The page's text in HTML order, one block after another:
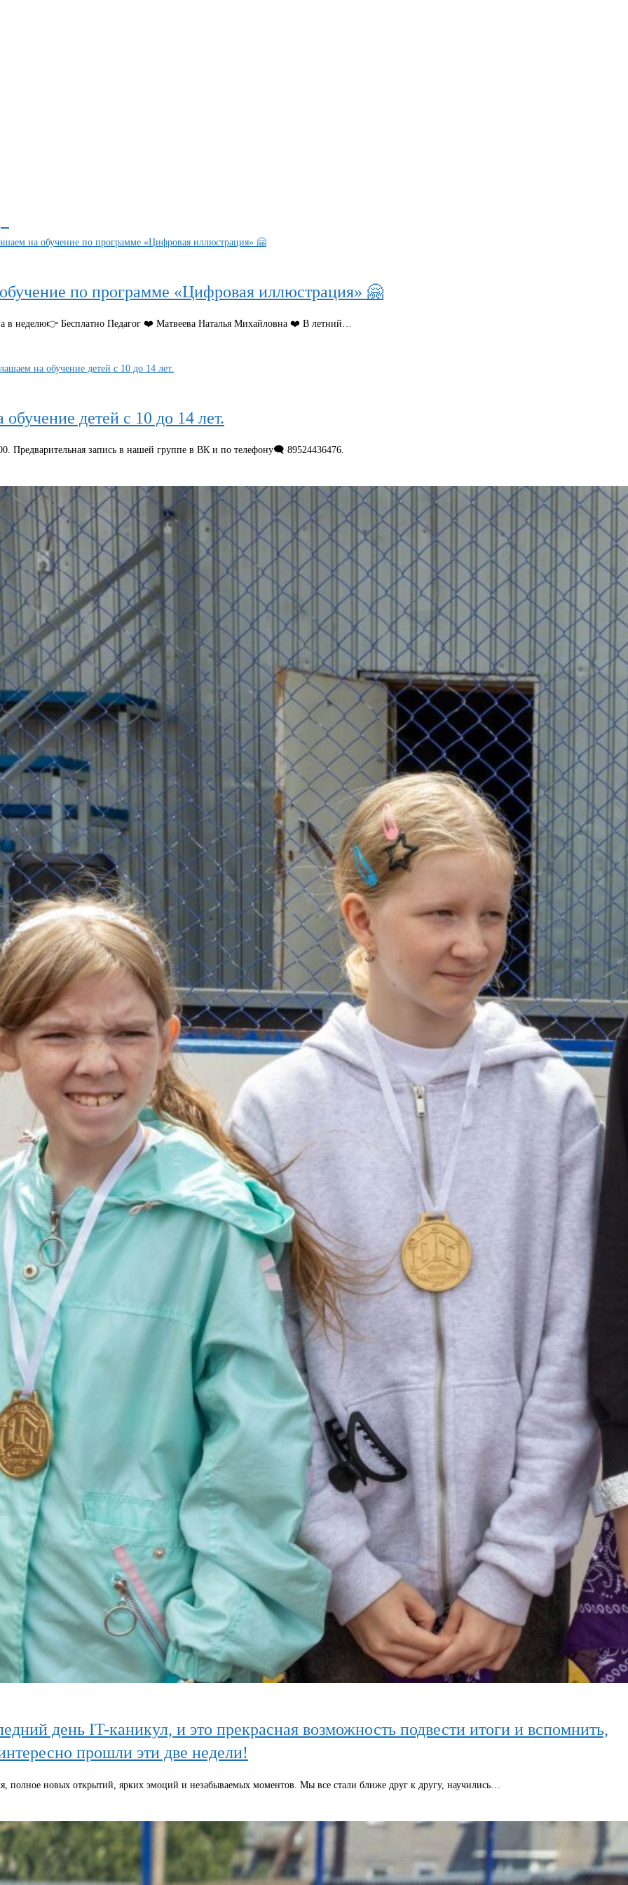
по программе «Цифровая иллюстрация» 🤗
в неделю👉 Бесплатно Педагог ❤️ Матвеева Наталья Михайловна ❤️ В летний…
детей с 10 до 14 лет.
Предварительная запись в нашей группе в ВК и по телефону🗨️ 89524436476.
день IT-каникул, и это прекрасная возможность подвести итоги и вспомнить,
прошли эти две недели!
полное новых открытий, ярких эмоций и незабываемых моментов. Мы все стали ближе друг к другу, научились…